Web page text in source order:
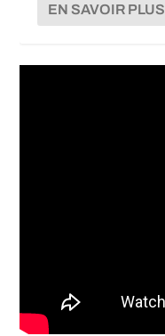
EN SAVOIR PLUS